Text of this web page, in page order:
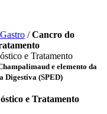
/Cancro do
e elemento da
Digestiva (SPED)
e Tratamento